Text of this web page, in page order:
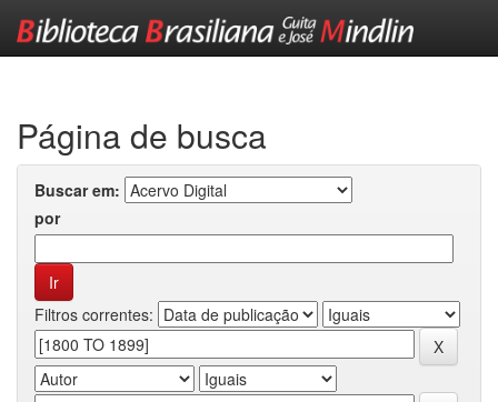
Página de busca
Buscar em:
por
Filtros correntes: